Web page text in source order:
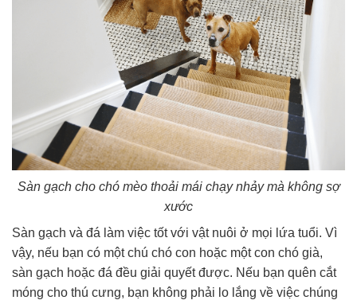
Sàn gạch cho chó mèo thoải mái chạy nhảy mà không sợ
xước
Sàn gạch và đá làm việc tốt với vật nuôi ở mọi lứa tuổi. Vì
vậy, nếu bạn có một chú chó con hoặc một con chó già,
sàn gạch hoặc đá đều giải quyết được. Nếu bạn quên cắt
móng cho thú cưng, bạn không phải lo lắng về việc chúng